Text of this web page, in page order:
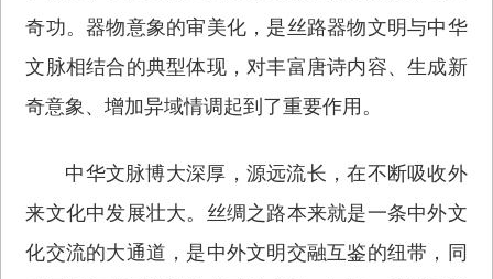
奇功。器物意象的审美化，是丝路器物文明与中华
文脉相结合的典型体现，对丰富唐诗内容、生成新
奇意象、增加异域情调起到了重要作用。
中华文脉博大深厚，源远流长，在不断吸收外
来文化中发展壮大。丝绸之路本来就是一条中外文
化交流的大通道，是中外文明交融互鉴的纽带，同